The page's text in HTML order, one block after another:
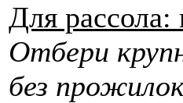
Для
Отбери
без